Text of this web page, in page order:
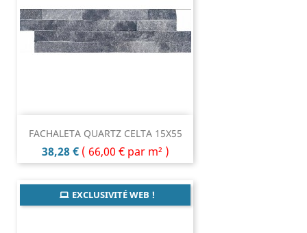
FACHALETA QUARTZ CELTA 15X55
Prix
38,28 € ( 66,00 € par m² )
EXCLUSIVITÉ WEB !